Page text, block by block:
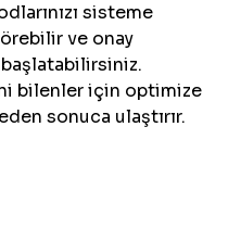
sisteme
ve onay
bilenler için optimize
sonuca ulaştırır.